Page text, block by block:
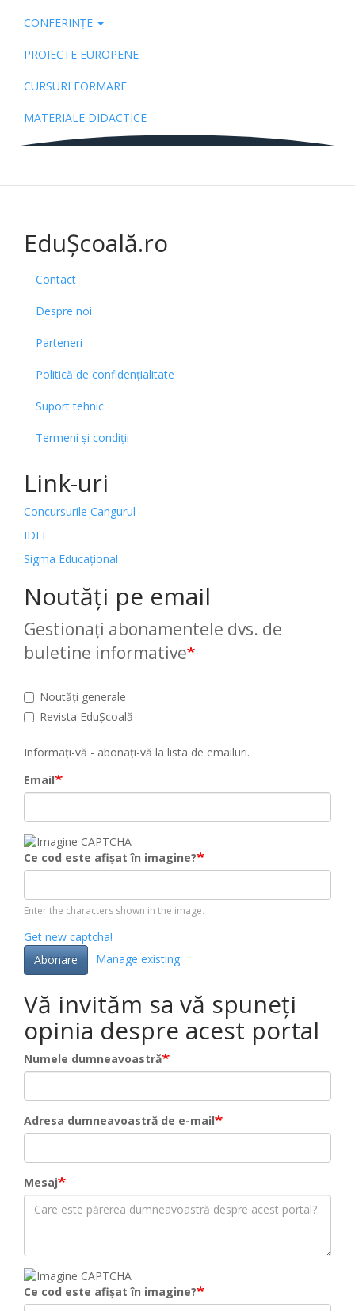
CONFERINȚE
PROIECTE EUROPENE
CURSURI FORMARE
MATERIALE DIDACTICE
EduȘcoală.ro
Contact
Despre noi
Parteneri
Politică de confidențialitate
Suport tehnic
Termeni și condiții
Link-uri
Concursurile Cangurul
IDEE
Sigma Educațional
Noutăți pe email
Gestionați abonamentele dvs. de
buletine informative
Noutăți generale
Revista EduȘcoală
Informați-vă - abonați-vă la lista de emailuri.
Email
Ce cod este afișat în imagine?
Enter the characters shown in the image.
Get new captcha!
Abonare
Manage existing
Vă invităm sa vă spuneți
opinia despre acest portal
Numele dumneavoastră
Adresa dumneavoastră de e-mail
Mesaj
Ce cod este afișat în imagine?